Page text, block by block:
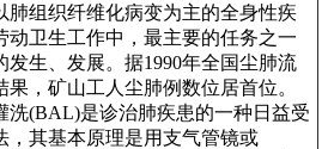
肺组织纤维化病变为主的全身性疾
动卫生工作中，最主要的任务之一
发生、发展。据1990年全国尘肺流
果，矿山工人尘肺例数位居首位。
洗(BAL)是诊治肺疾患的一种日益受
，其基本原理是用支气管镜或